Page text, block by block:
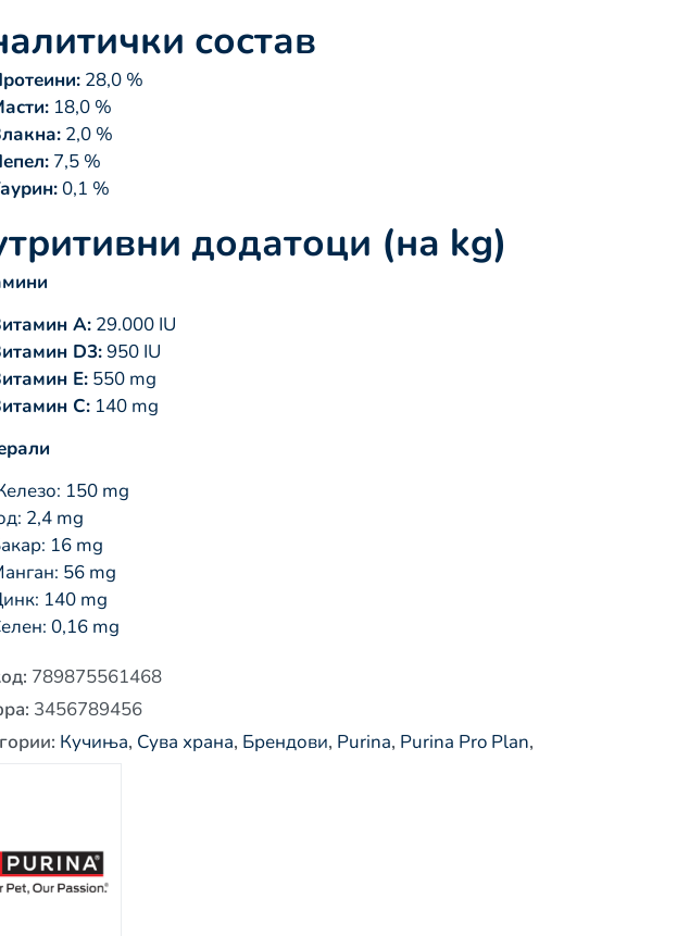
состав
28,0 %
18,0 %
2,0 %
7,5 %
0,1 %
додатоци (на kg)
A:29.000 IU
D3:950 IU
E:550 mg
C:140 mg
150 mg
2,4 mg
16 mg
56 mg
140 mg
0,16 mg
: 789875561468
: 3456789456
: Кучиња, Сува храна, Брендови, Purina, Purina Pro Plan,